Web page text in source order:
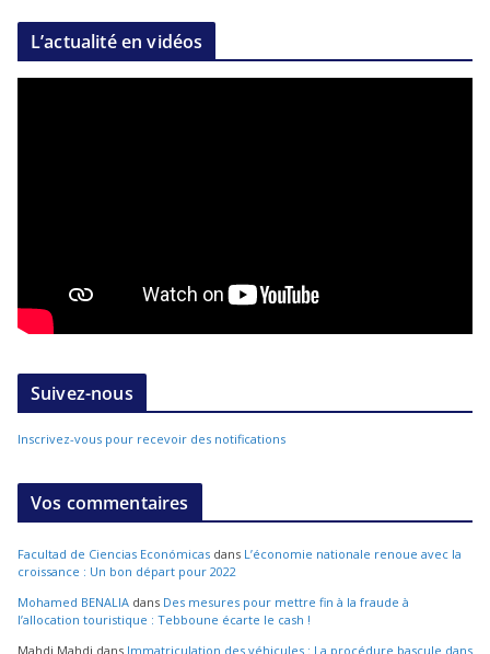
L’actualité en vidéos
Suivez-nous
Inscrivez-vous pour recevoir des notifications
Vos commentaires
Facultad de Ciencias Económicas dans L’économie nationale renoue avec la
croissance : Un bon départ pour 2022
Mohamed BENALIA dans Des mesures pour mettre fin à la fraude à
l’allocation touristique : Tebboune écarte le cash !
Mahdi Mahdi dans Immatriculation des véhicules : La procédure bascule dans